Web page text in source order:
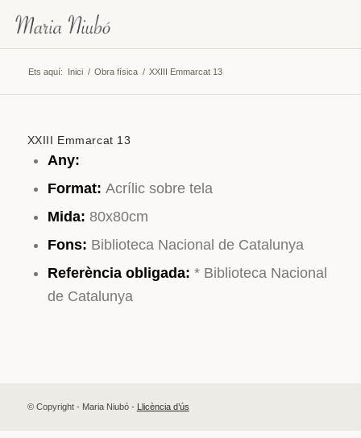
Ets aquí: Inici / Obra física / XXIII Emmarcat 13
XXIII Emmarcat 13
Any:
Format: Acrílic sobre tela
Mida: 80x80cm
Fons: Biblioteca Nacional de Catalunya
Referència obligada: * Biblioteca Nacional
de Catalunya
© Copyright - Maria Niubó - Llicència d’ús